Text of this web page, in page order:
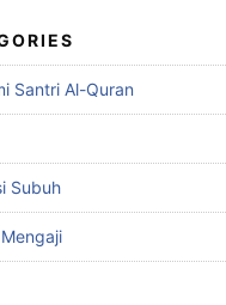
Santri Al-Quran
Subuh